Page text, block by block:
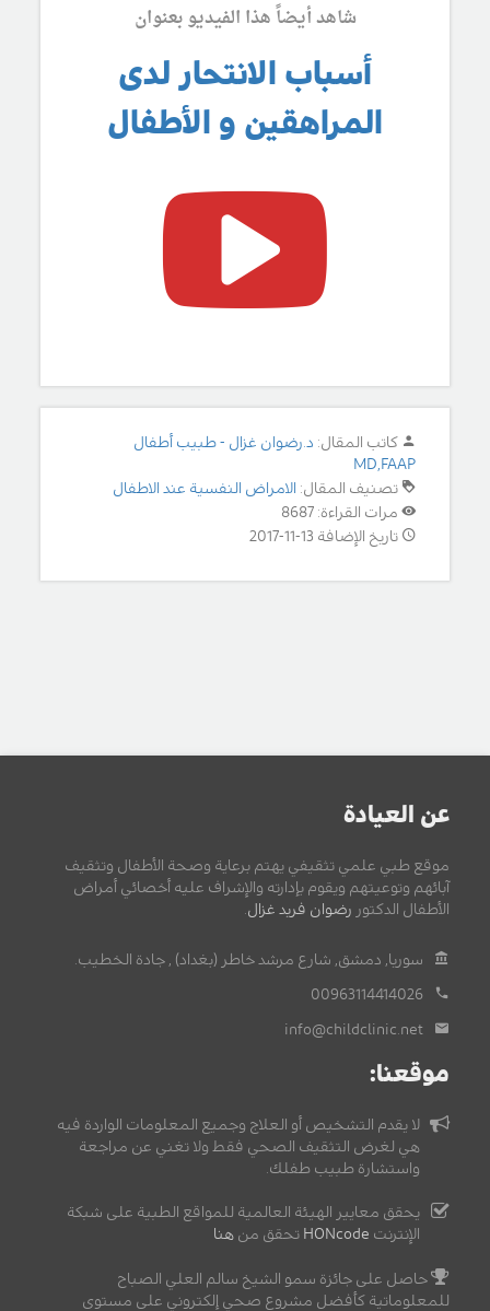
شاهد أيضاً هذا الفيديو بعنوان
أسباب الانتحار لدى
المراهقين و الأطفال
كاتب المقال: د.رضوان غزال - طبيب أطفال
MD,FAAP
تصنيف المقال: الامراض النفسية عند الاطفال
مرات القراءة: 8687
تاريخ الإضافة 13-11-2017
عن العيادة
موقع طبي علمي تثقيفي يهتم برعاية وصحة الأطفال وتثقيف
آبائهم وتوعيتهم ويقوم بإدارته والإشراف عليه أخصائي أمراض
الأطفال الدكتور رضوان فريد غزال.
سوريا, دمشق, شارع مرشد خاطر (بغداد) , جادة الخطيب.
00963114414026
info@childclinic.net
موقعنا:
لا يقدم التشخيص أو العلاج وجميع المعلومات الواردة فيه
هي لغرض التثقيف الصحي فقط ولا تغني عن مراجعة
واستشارة طبيب طفلك.
يحقق معايير الهيئة العالمية للمواقع الطبية على شبكة
الإنترنت HONcode تحقق من هنا
حاصل على جائزة سمو الشيخ سالم العلي الصباح
للمعلوماتية كأفضل مشروع صحي إلكتروني على مستوى